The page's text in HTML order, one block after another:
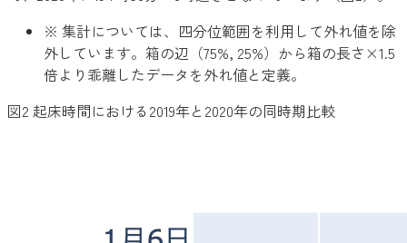
※ 集計については、四分位範囲を利用して外れ値を除
外しています。箱の辺（75%, 25%）から箱の長さ×1.5
倍より乖離したデータを外れ値と定義。
図2 起床時間における2019年と2020年の同時期比較